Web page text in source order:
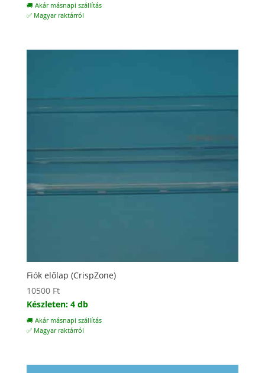
🚚 Akár másnapi szállítás
✅ Magyar raktárról
Fiók előlap (CrispZone)
10500 Ft
Készleten: 4 db
🚚 Akár másnapi szállítás
✅ Magyar raktárról